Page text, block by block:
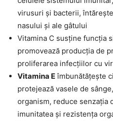
virusuri și bacterii,
nasului și ale gâtului
Vitamina C susține funcția
promovează producția de
proliferarea infecțiilor cu
Vitamina Eîmbunătățește
protejează vasele de
organism, reduce senzația
imunitatea și rezistența